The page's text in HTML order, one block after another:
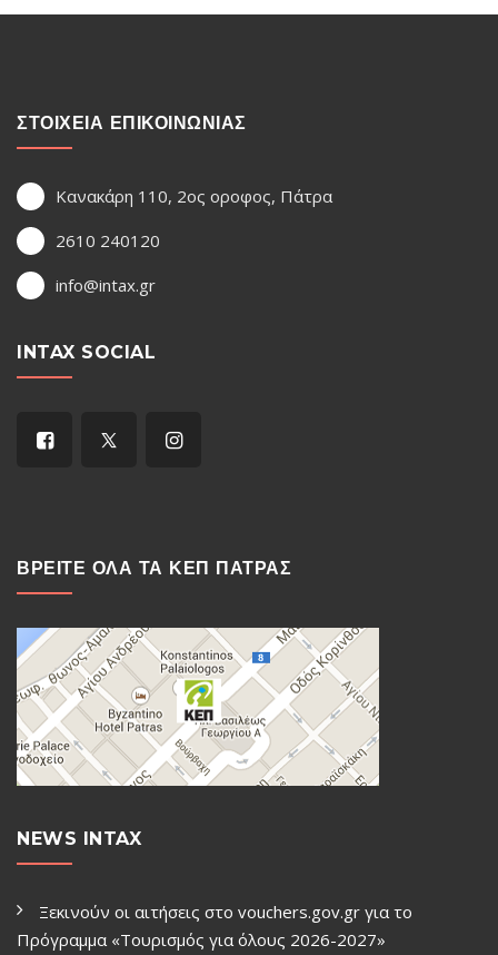
ΣΤΟΙΧΕΙΑ ΕΠΙΚΟΙΝΩΝΙΑΣ
Κανακάρη 110, 2ος οροφος, Πάτρα
2610 240120
info@intax.gr
INTAX SOCIAL
ΒΡΕΙΤΕ ΟΛΑ ΤΑ ΚΕΠ ΠΑΤΡΑΣ
NEWS INTAX
Ξεκινούν οι αιτήσεις στο vouchers.gov.gr για το
Πρόγραμμα «Τουρισμός για όλους 2026-2027»